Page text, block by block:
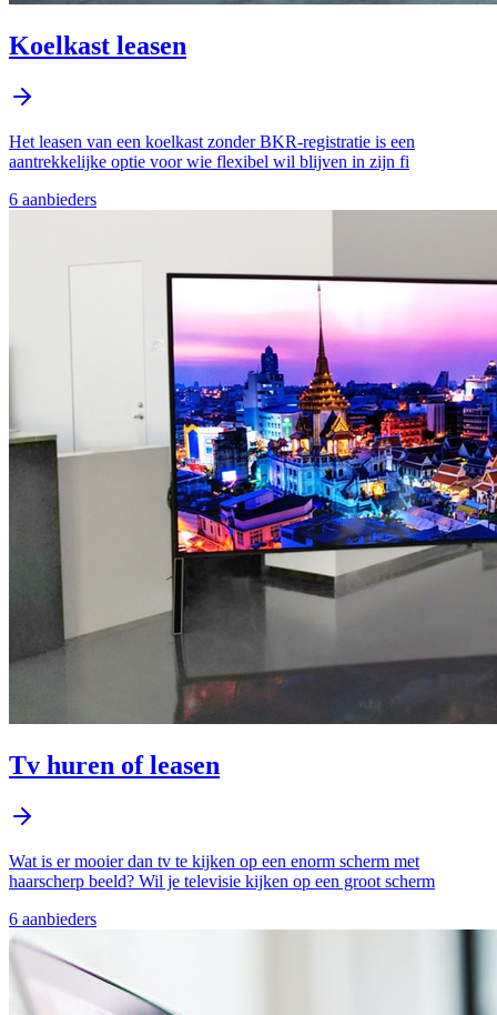
Koelkast leasen
​Het leasen van een koelkast zonder BKR-registratie is een
aantrekkelijke optie voor wie flexibel wil blijven in zijn fi
6 aanbieders
Tv huren of leasen
Wat is er mooier dan tv te kijken op een enorm scherm met
haarscherp beeld? Wil je televisie kijken op een groot scherm
6 aanbieders